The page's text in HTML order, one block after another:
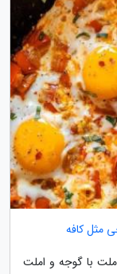
با گوجه و املت